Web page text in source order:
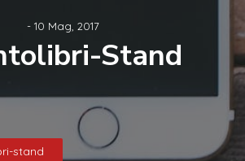
- 10 Mag, 2017
Stand
stand